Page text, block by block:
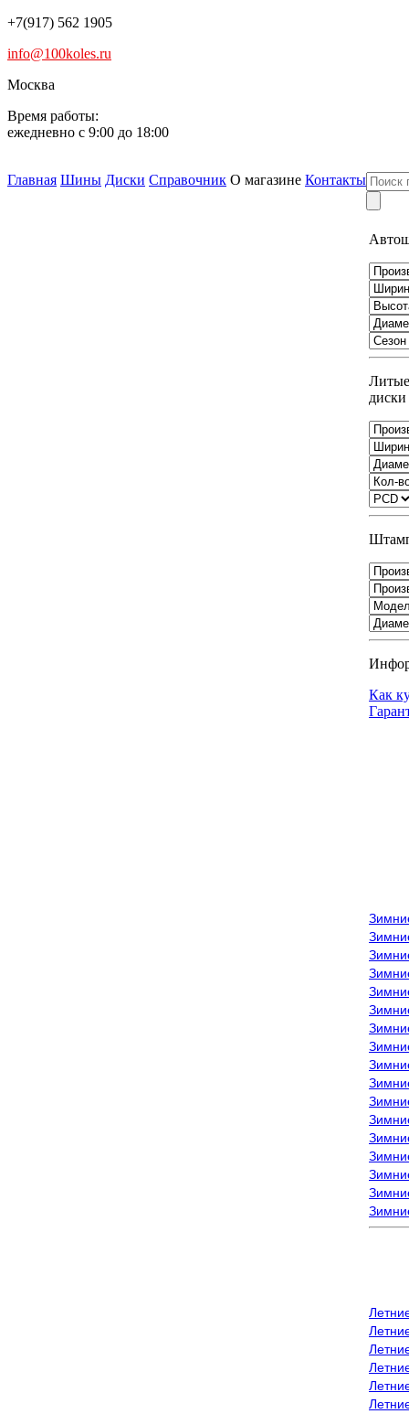
+7(917) 562 1905
info@100koles.ru
Москва
Время работы:
ежедневно с 9:00 до 18:00
Главная Шины Диски Справочник О магазине Контакты
Литые
диски
Как